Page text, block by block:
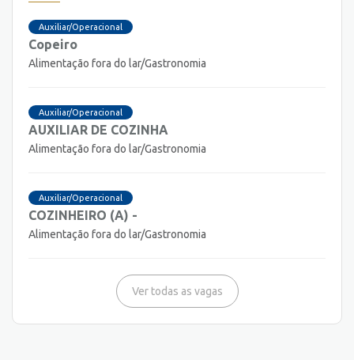
Auxiliar/Operacional
Copeiro
Alimentação fora do lar/Gastronomia
Auxiliar/Operacional
AUXILIAR DE COZINHA
Alimentação fora do lar/Gastronomia
Auxiliar/Operacional
COZINHEIRO (A) -
Alimentação fora do lar/Gastronomia
Ver todas as vagas